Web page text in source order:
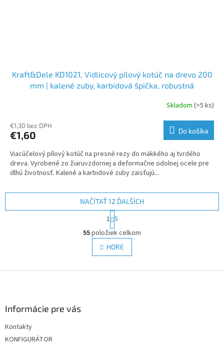
Kraft&Dele KD1021, Vidlicový pílový kotúč na drevo 200
mm | kalené zuby, karbidová špička, robustná
Skladom (>5 ks)
€1,30 bez DPH
€1,60 Do košíka
Viacúčelový pílový kotúč na presné rezy do mäkkého aj tvrdého
dreva. Vyrobené zo žiaruvzdornej a deformačne odolnej ocele pre
dlhú životnosť. Kalené a karbidové zuby zaisťujú...
O
v
l
á
NAČÍTAŤ 12 ĎALŠÍCH
S
t
r
á
n
k
v
1 5
55položiek celkom
HORE
Informácie pre vás
Kontakty
KONFIGURÁTOR